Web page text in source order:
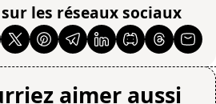
les réseaux sociaux
aimer aussi